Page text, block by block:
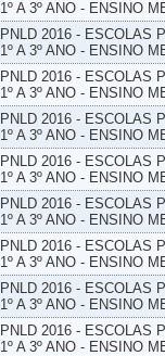
1º A 3º ANO - ENSINO
PNLD 2016 - ESCOLAS
1º A 3º ANO - ENSINO
PNLD 2016 - ESCOLAS
1º A 3º ANO - ENSINO
PNLD 2016 - ESCOLAS
1º A 3º ANO - ENSINO
PNLD 2016 - ESCOLAS
1º A 3º ANO - ENSINO
PNLD 2016 - ESCOLAS
1º A 3º ANO - ENSINO
PNLD 2016 - ESCOLAS
1º A 3º ANO - ENSINO
PNLD 2016 - ESCOLAS
1º A 3º ANO - ENSINO
PNLD 2016 - ESCOLAS
1º A 3º ANO - ENSINO